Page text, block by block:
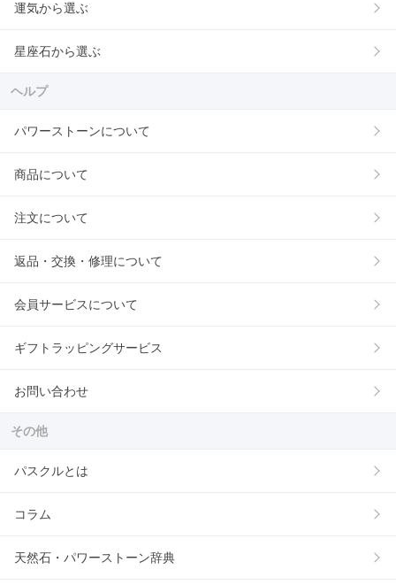
運気から選ぶ
星座石から選ぶ
ヘルプ
パワーストーンについて
商品について
注文について
返品・交換・修理について
会員サービスについて
ギフトラッピングサービス
お問い合わせ
その他
パスクルとは
コラム
天然石・パワーストーン辞典